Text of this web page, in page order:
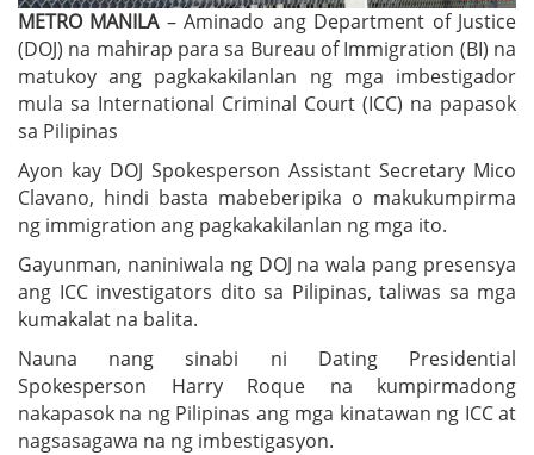
METRO MANILA – Aminado ang Department of Justice
(DOJ) na mahirap para sa Bureau of Immigration (BI) na
matukoy ang pagkakakilanlan ng mga imbestigador
mula sa International Criminal Court (ICC) na papasok
sa Pilipinas
Ayon kay DOJ Spokesperson Assistant Secretary Mico
Clavano, hindi basta mabeberipika o makukumpirma
ng immigration ang pagkakakilanlan ng mga ito.
Gayunman, naniniwala ng DOJ na wala pang presensya
ang ICC investigators dito sa Pilipinas, taliwas sa mga
kumakalat na balita.
Nauna nang sinabi ni Dating Presidential
Spokesperson Harry Roque na kumpirmadong
nakapasok na ng Pilipinas ang mga kinatawan ng ICC at
nagsasagawa na ng imbestigasyon.